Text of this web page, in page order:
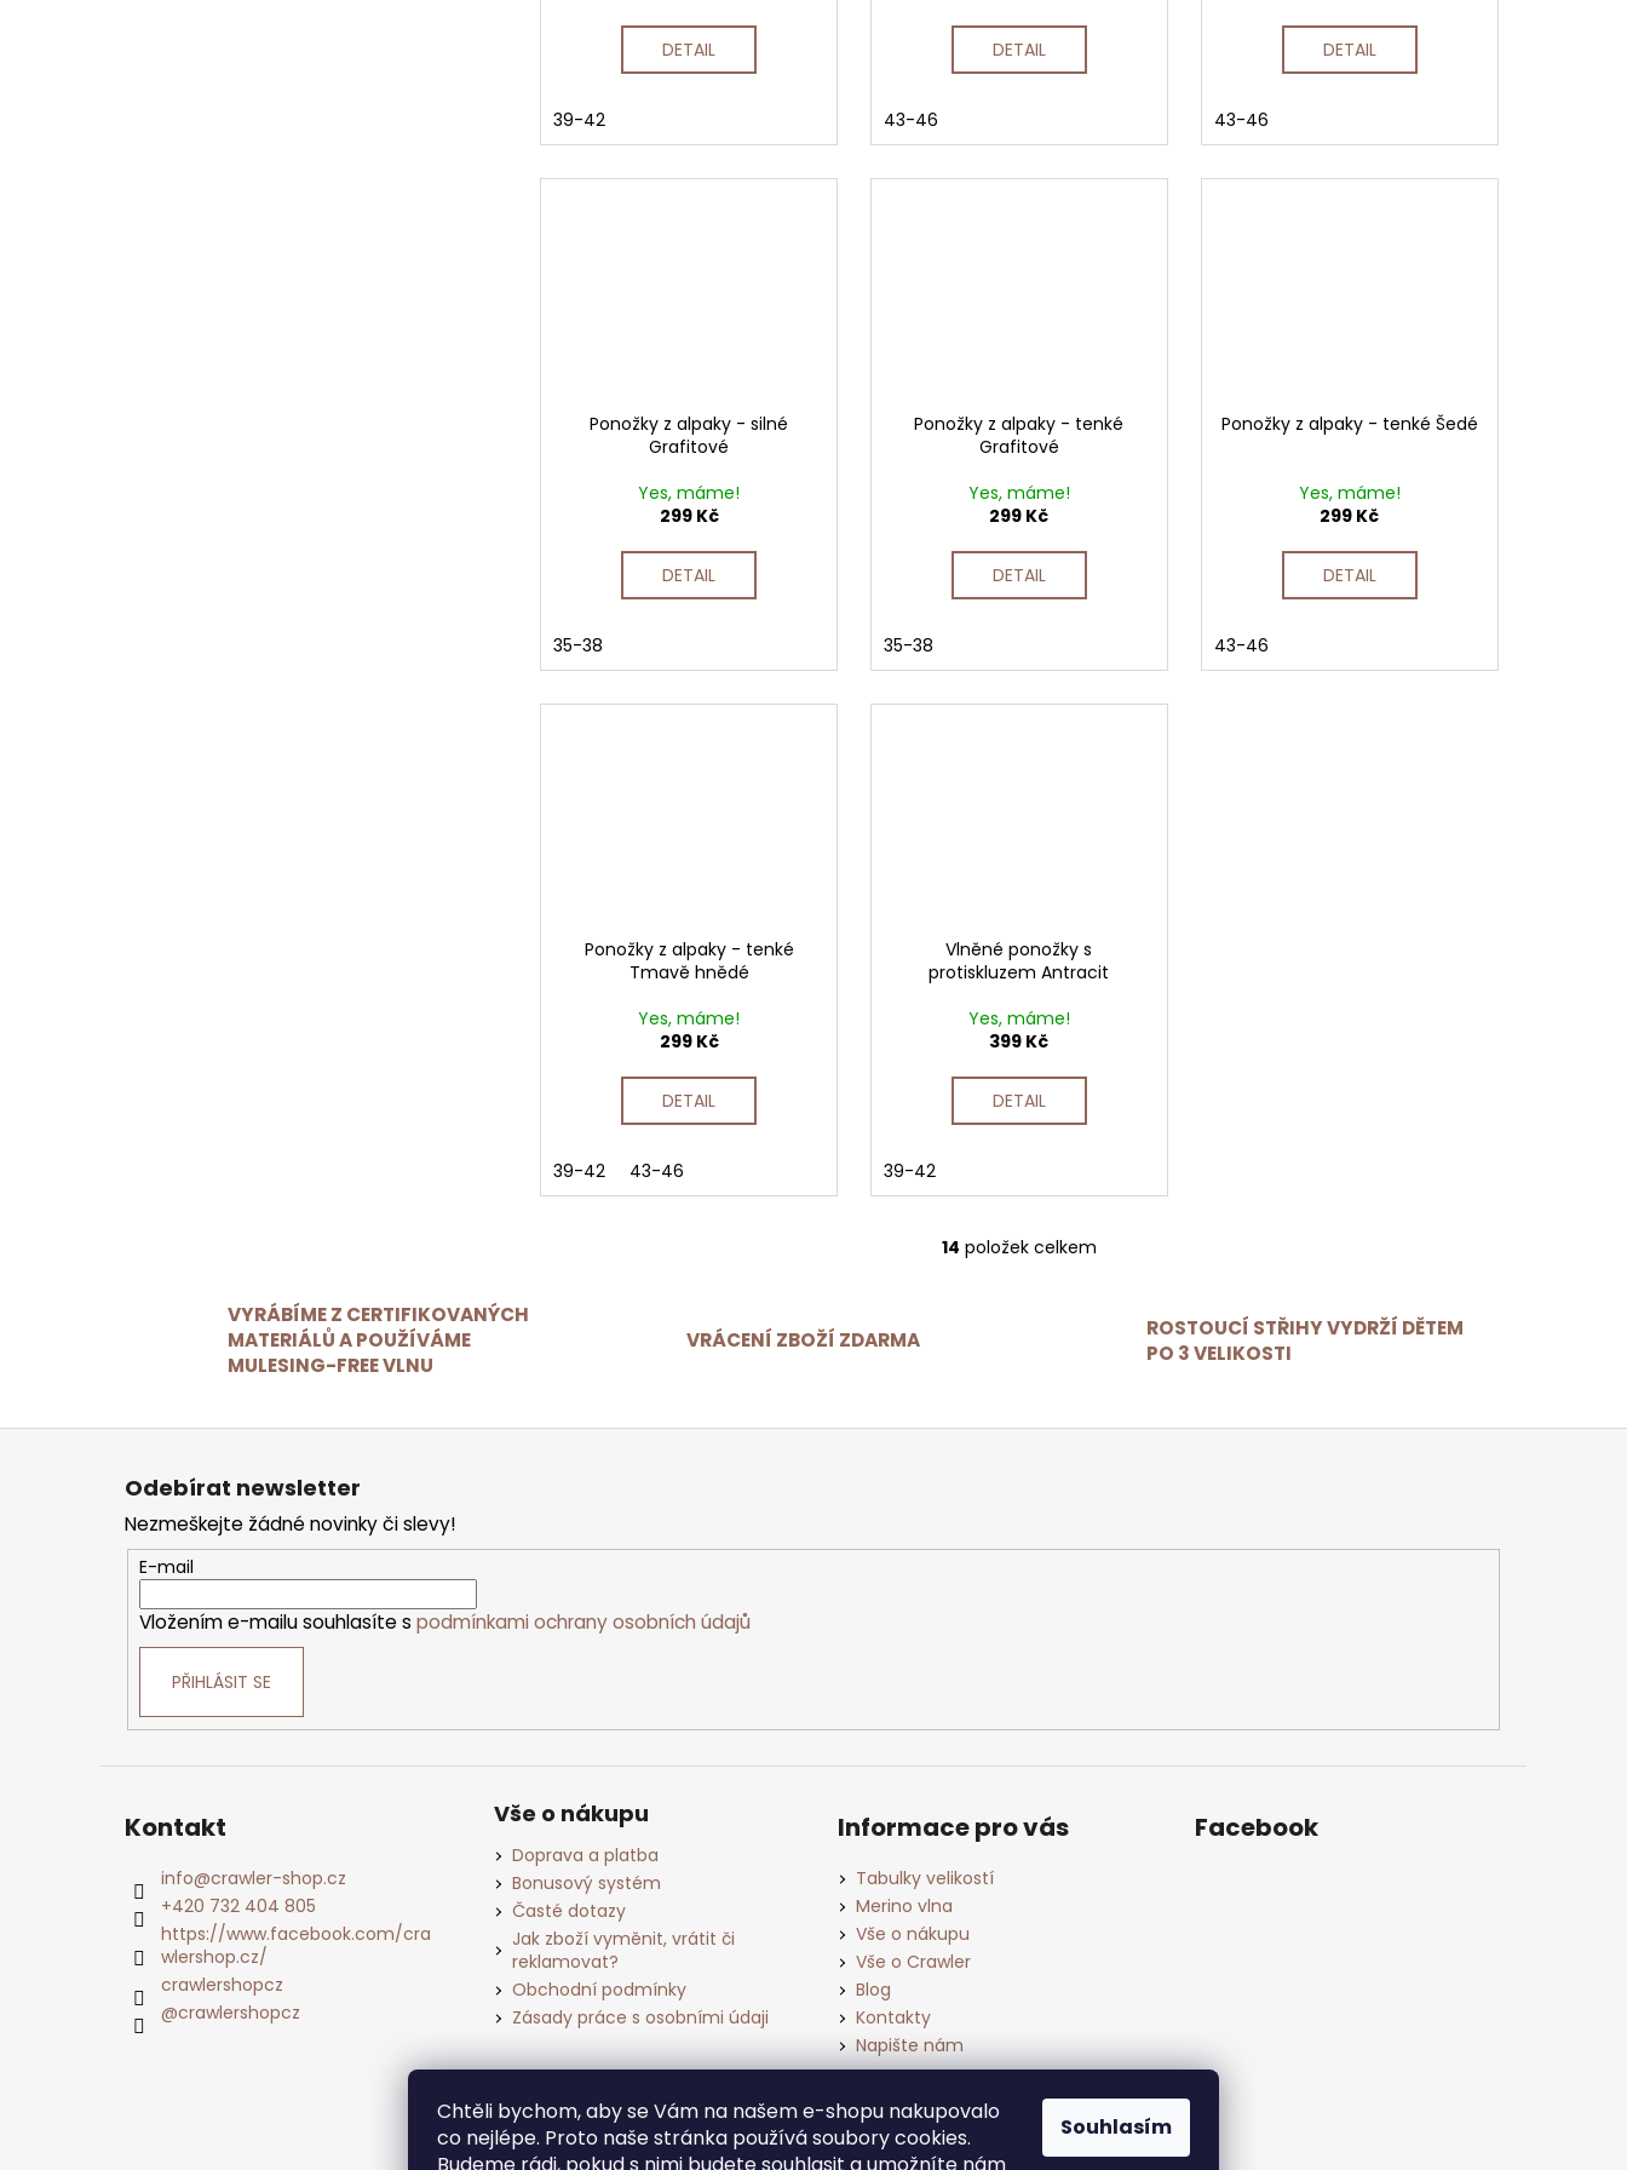
Chtěli bychom, aby se Vám na našem e-shopu nakupovalo
co nejlépe. Proto naše stránka používá soubory cookies.
Souhlasím
DETAIL
39-42
DETAIL
43-46
DETAIL
43-46
Ponožky z alpaky - silné
Grafitové
Yes, máme!
299 Kč
DETAIL
35-38
Ponožky z alpaky - tenké
Grafitové
Yes, máme!
299 Kč
DETAIL
35-38
Ponožky z alpaky - tenké Šedé
Yes, máme!
299 Kč
DETAIL
43-46
Ponožky z alpaky - tenké
Tmavě hnědé
Yes, máme!
299 Kč
DETAIL
39-42 43-46
Vlněné ponožky s
protiskluzem Antracit
Yes, máme!
399 Kč
DETAIL
39-42
O
c
k
u
14 položek celkem
VYRÁBÍME Z CERTIFIKOVANÝCH
MATERIÁLŮ A POUŽÍVÁME
MULESING-FREE VLNU
VRÁCENÍ ZBOŽÍ ZDARMA
ROSTOUCÍ STŘIHY VYDRŽÍ DĚTEM
PO 3 VELIKOSTI
Z
Odebírat newsletter
Nezmeškejte žádné novinky či slevy!
E-mail
Vložením e-mailu souhlasíte s podmínkami ochrany osobních údajů
PŘIHLÁSIT SE
Kontakt
info@crawler-shop.cz
+420 732 404 805
https://www.facebook.com/cra
wlershop.cz/
crawlershopcz
@crawlershopcz
Vše o nákupu
Doprava a platba
Bonusový systém
Časté dotazy
Jak zboží vyměnit, vrátit či
reklamovat?
Obchodní podmínky
Zásady práce s osobními údaji
Informace pro vás
Tabulky velikostí
Merino vlna
Vše o nákupu
Vše o Crawler
Blog
Kontakty
Napište nám
Facebook